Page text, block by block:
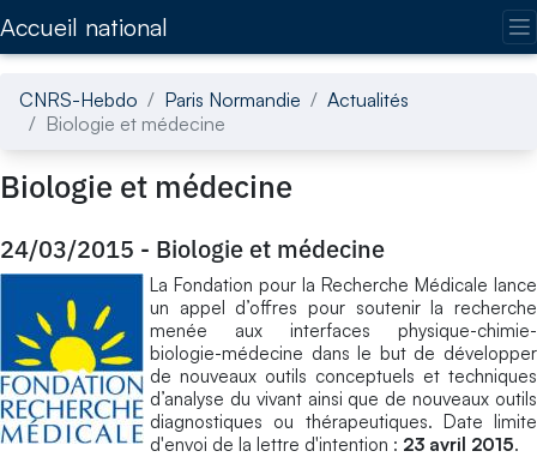
Accueil national
CNRS-Hebdo Paris Normandie
Actualités
Biologie et médecine
Biologie et médecine
24/03/2015 - Biologie et médecine
La Fondation pour la Recherche Médicale lance
un appel d’offres pour soutenir la recherche
menée aux interfaces physique-chimie-
biologie-médecine dans le but de développer
de nouveaux outils conceptuels et techniques
d’analyse du vivant ainsi que de nouveaux outils
diagnostiques ou thérapeutiques. Date limite
d'envoi de la lettre d'intention : 23 avril 2015.